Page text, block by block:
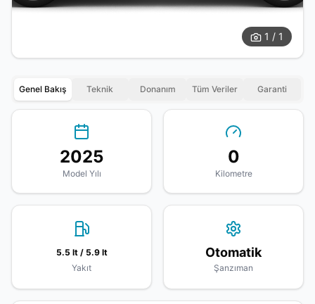
1 / 1
Genel Bakış Teknik Donanım Tüm Veriler Garanti
2025
Model Yılı
0
Kilometre
5.5 lt / 5.9 lt
Yakıt
Otomatik
Şanzıman